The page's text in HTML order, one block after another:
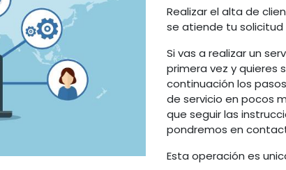
Realizar el alta de
se atiende tu
Si vas a realizar un
primera vez y quieres
continuación los
de servicio en pocos
que seguir las
pondremos en
Esta operación es